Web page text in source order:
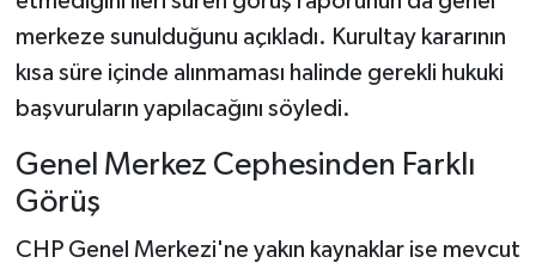
merkeze sunulduğunu açıkladı. Kurultay kararının
kısa süre içinde alınmaması halinde gerekli hukuki
başvuruların yapılacağını söyledi.
Genel Merkez Cephesinden Farklı
Görüş
CHP Genel Merkezi'ne yakın kaynaklar ise mevcut